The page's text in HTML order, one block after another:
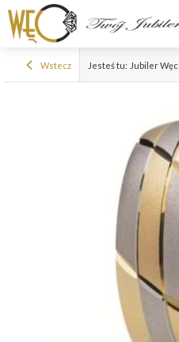
Wstecz Jesteś tu: Jubiler Węc